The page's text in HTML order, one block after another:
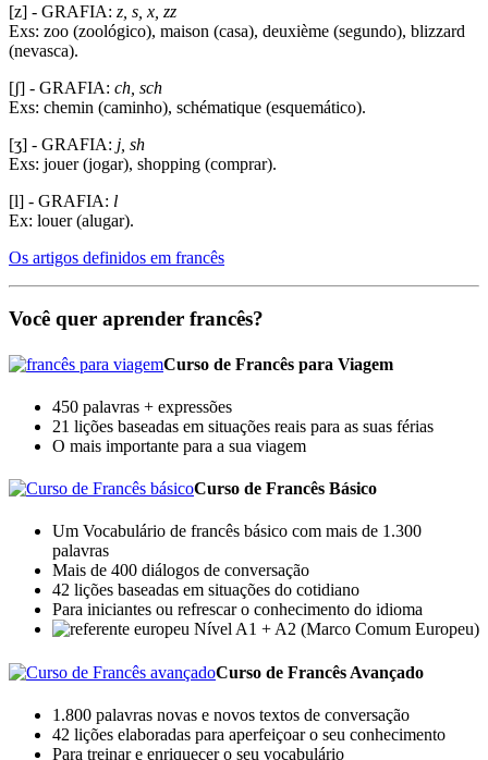
[z] - GRAFIA: z, s, x, zz
Exs: zoo (zoológico), maison (casa), deuxième (segundo), blizzard
(nevasca).
[ʃ] - GRAFIA: ch, sch
Exs: chemin (caminho), schématique (esquemático).
[ʒ] - GRAFIA: j, sh
Exs: jouer (jogar), shopping (comprar).
[l] - GRAFIA: l
Ex: louer (alugar).
Os artigos definidos em francês
Você quer aprender francês?
Curso de Francês para Viagem
450 palavras + expressões
21 lições baseadas em situações reais para as suas férias
O mais importante para a sua viagem
Curso de Francês Básico
Um Vocabulário de francês básico com mais de 1.300
palavras
Mais de 400 diálogos de conversação
42 lições baseadas em situações do cotidiano
Para iniciantes ou refrescar o conhecimento do idioma
Nível A1 + A2 (Marco Comum Europeu)
Curso de Francês Avançado
1.800 palavras novas e novos textos de conversação
42 lições elaboradas para aperfeiçoar o seu conhecimento
Para treinar e enriquecer o seu vocabulário